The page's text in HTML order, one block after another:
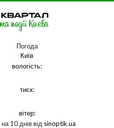
Погода
Київ
вологість:
тиск:
вітер:
10 днів від sinoptik.ua